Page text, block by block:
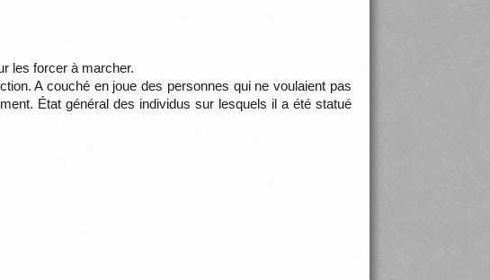
les forcer à marcher.
A couché en joue des personnes qui ne voulaient pas
État général des individus sur lesquels il a été statué